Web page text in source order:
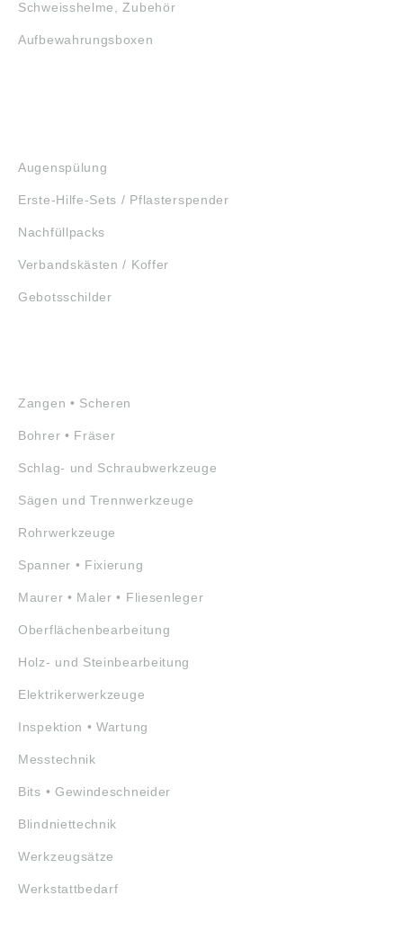
Schweisshelme, Zubehör
Aufbewahrungsboxen
Augenspülung
Erste-Hilfe-Sets / Pflasterspender
Nachfüllpacks
Verbandskästen / Koffer
Gebotsschilder
Zangen • Scheren
Bohrer • Fräser
Schlag- und Schraubwerkzeuge
Sägen und Trennwerkzeuge
Rohrwerkzeuge
Spanner • Fixierung
Maurer • Maler • Fliesenleger
Oberflächenbearbeitung
Holz- und Steinbearbeitung
Elektrikerwerkzeuge
Inspektion • Wartung
Messtechnik
Bits • Gewindeschneider
Blindniettechnik
Werkzeugsätze
Werkstattbedarf